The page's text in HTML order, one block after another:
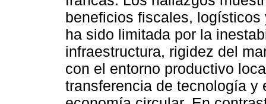
beneficios fiscales,
ha sido limitada por la
infraestructura, rigidez del
con el entorno productivo
transferencia de tecnología